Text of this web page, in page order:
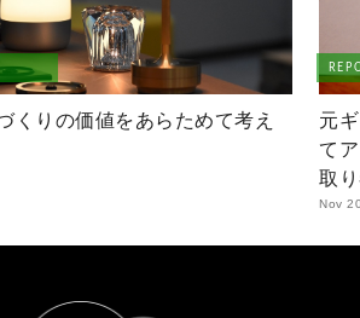
くりの価値をあらためて考え
元
て
取
Nov